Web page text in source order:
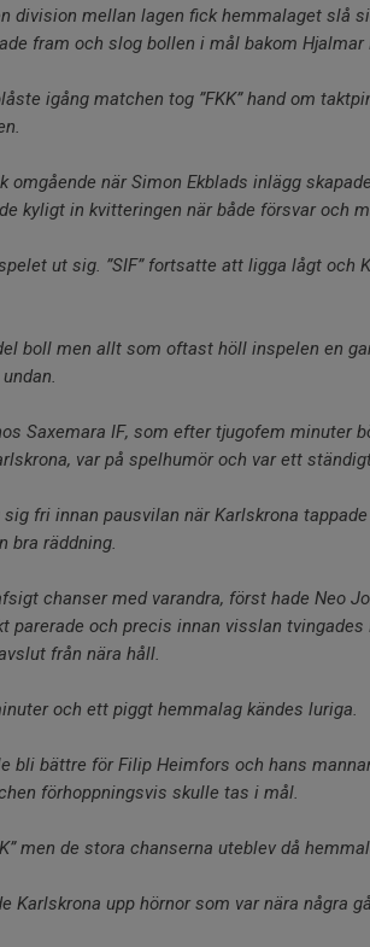
division mellan lagen fick hemmalaget slå
fram och slog bollen i mål bakom Hjalmar
igång matchen tog ”FKK” hand om
omgående när Simon Ekblads inlägg
kyligt in kvitteringen när både försvar och
ut sig. ”SIF” fortsatte att ligga lågt och
boll men allt som oftast höll inspelen en
Saxemara IF, som efter tjugofem minuter
var på spelhumör och var ett
fri innan pausvilan när Karlskrona
bra räddning.
chanser med varandra, först hade Neo
parerade och precis innan visslan
från nära håll.
och ett piggt hemmalag kändes luriga.
bli bättre för Filip Heimfors och hans
förhoppningsvis skulle tas i mål.
men de stora chanserna uteblev då
Karlskrona upp hörnor som var nära några